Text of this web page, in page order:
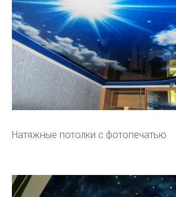
Натяжные потолки с фотопечатью